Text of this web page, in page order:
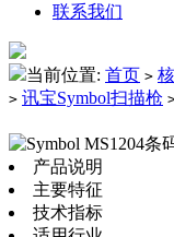
联系我们
当前位置: 首页 >
> 讯宝Symbol扫描枪
产品说明
主要特征
技术指标